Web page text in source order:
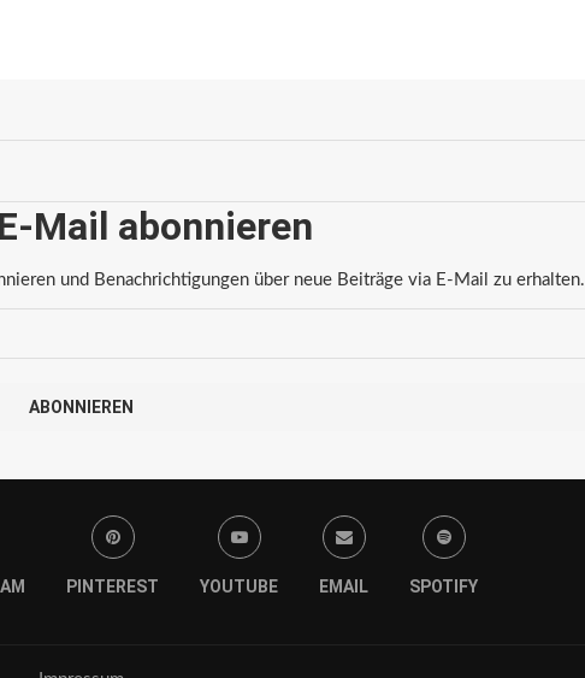
Mail abonnieren
und Benachrichtigungen über neue Beiträge via E-Mail zu erhalten.
ABONNIEREN
PINTEREST YOUTUBE EMAIL SPOTIFY